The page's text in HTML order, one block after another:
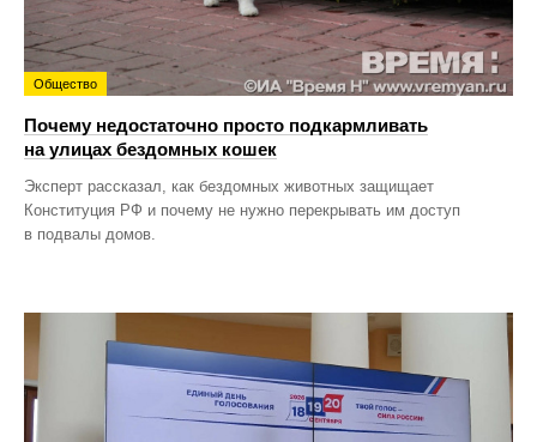
Общество
Почему недостаточно просто подкармливать
на улицах бездомных кошек
Эксперт рассказал, как бездомных животных защищает
Конституция РФ и почему не нужно перекрывать им доступ
в подвалы домов.